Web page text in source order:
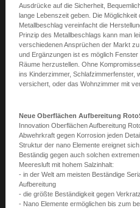
Ausdrücke auf die Sicherheit,
lange Lebenszeit geben. Die
Metallbeschlag vereinfacht die
Prinzip des Metallbeschlags kann man
verschiedenen Ansprüchen der Markt
und Ergänzungen ist es möglich
Räume herzustellen. Ohne
ins Kinderzimmer, Schlafzimmerfenster,
versichert, oder das Wohnzimmer mit
Neue Oberflächen Aufbereitung
Innovation Oberflächen Aufbereitung
Abwehrkraft gegen Korrosion jeden
Struktur der nano Elemente ereignet
Beständig gegen auch solchen
Meeresluft mit hohem Salzinhalt:
- in der Welt am meisten Beständige
Aufbereitung
- die größte Beständigkeit gegen
- Nano Elemente ermöglichen bis zum